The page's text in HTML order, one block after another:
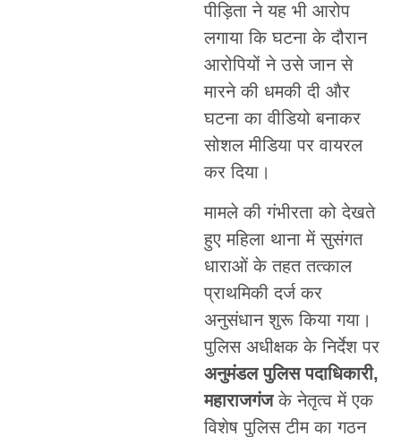
पीड़िता ने यह भी आरोप
लगाया कि घटना के दौरान
आरोपियों ने उसे जान से
मारने की धमकी दी और
घटना का वीडियो बनाकर
सोशल मीडिया पर वायरल
कर दिया।
मामले की गंभीरता को देखते
हुए महिला थाना में सुसंगत
धाराओं के तहत तत्काल
प्राथमिकी दर्ज कर
अनुसंधान शुरू किया गया।
पुलिस अधीक्षक के निर्देश पर
अनुमंडल पुलिस पदाधिकारी,
महाराजगंजके नेतृत्व में एक
विशेष पुलिस टीम का गठन